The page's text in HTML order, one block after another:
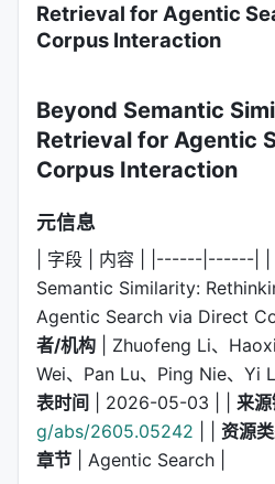
Retrieval for Agentic
Corpus Interaction
Beyond Semantic
Retrieval for Agentic
Corpus Interaction
元信息
| 字段 | 内容 | |------|------| |
Semantic Similarity:
Agentic Search via Direct
者/机构 | Zhuofeng Li、
Wei、Pan Lu、Ping Nie、Yi
表时间 | 2026-05-03 | | 来
g/abs/2605.05242
资源
章节 | Agentic Search |